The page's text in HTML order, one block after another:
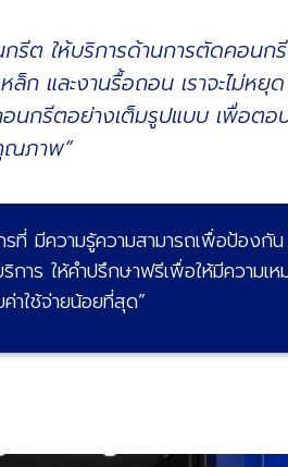
รีต ให้บริการด้านการตัดคอนก
ล็ก และงานรื้อถอน เราจะไม่หยุด
นกรีตอย่างเต็มรูปแบบ เพื่อตอ
ณภาพ”
รที่ มีความรู้ความสามารถเพื่อป้องกัน
การ ให้คำปรึกษาฟรีเพื่อให้มีความเห
าใช้จ่ายน้อยที่สุด”